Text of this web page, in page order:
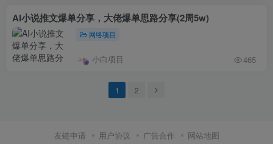
AI小说推文爆单分享，大佬爆单思路分享(2周5w)
网络项目
小白项目 465
1 2
友链申请 用户协议 广告合作 网站地图